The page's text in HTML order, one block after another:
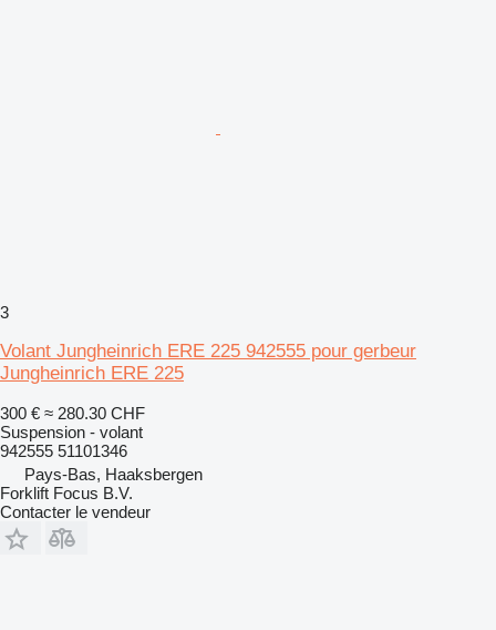
3
Volant Jungheinrich ERE 225 942555 pour gerbeur
Jungheinrich ERE 225
300 € ≈ 280.30 CHF
Suspension - volant
942555 51101346
Pays-Bas, Haaksbergen
Forklift Focus B.V.
Contacter le vendeur